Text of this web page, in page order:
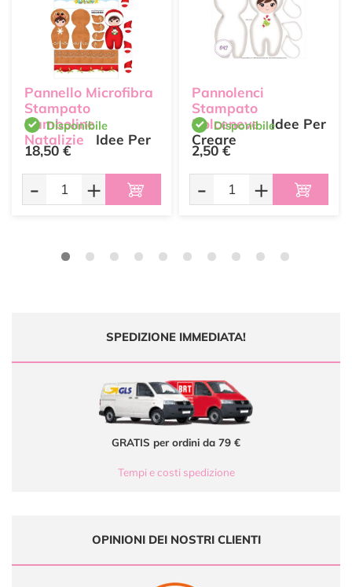
Pannello Microfibra
Stampato
Bamboline
Natalizie
Idee Per
Creare
Disponibile
18,50 €
- +
Pannolenci
Stampato
Dolceneve Idee Per
Creare
Disponibile
2,50 €
- +
SPEDIZIONE IMMEDIATA!
GRATIS per ordini da 79 €
Tempi e costi spedizione
OPINIONI DEI NOSTRI CLIENTI